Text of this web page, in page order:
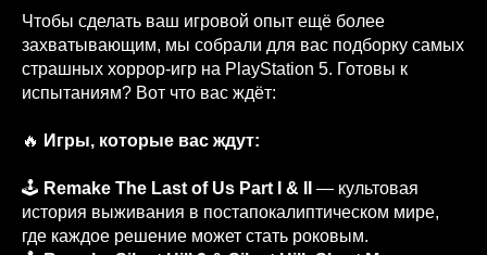
Чтобы сделать ваш игровой опыт ещё более
захватывающим, мы собрали для вас подборку самых
страшных хоррор-игр на PlayStation 5. Готовы к
испытаниям? Вот что вас ждёт:
🔥 Игры, которые вас ждут:
🕹️ Remake The Last of Us Part I & II
— культовая
история выживания в постапокалиптическом мире,
где каждое решение может стать роковым.